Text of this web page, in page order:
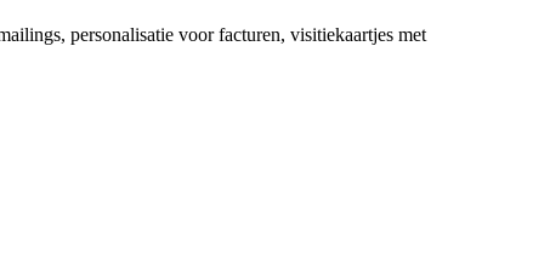
personalisatie voor facturen, visitiekaartjes met